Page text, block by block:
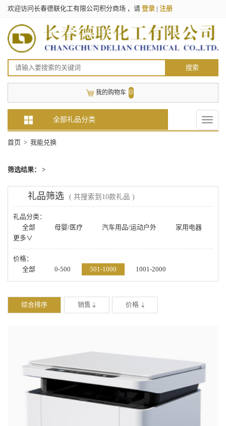
欢迎访问长春德联化工有限公司积分商场 ，请 登录 | 注册
搜索
我的购物车 0
全部礼品分类
Toggle
首页 > 我能兑换
筛选结果： >
礼品筛选 ( 共搜索到10款礼品 )
礼品分类：
全部
母婴/医疗 汽车用品/运动户外
家用电器
数码/手机
更多∨
价格：
全部
0-500 501-1000
1001-2000
2001-4000
4001-20000 -
综合排序 销售 价格